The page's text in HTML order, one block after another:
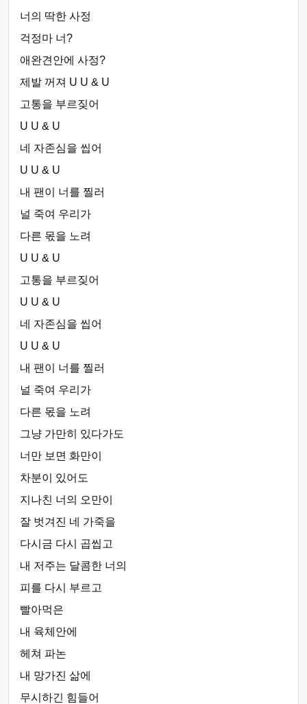
너의 딱한 사정
걱정마 너?
애완견안에 사정?
제발 꺼져 U U & U
고통을 부르짖어
U U & U
네 자존심을 씹어
U U & U
내 팬이 너를 찔러
널 죽여 우리가
다른 몫을 노려
U U & U
고통을 부르짖어
U U & U
네 자존심을 씹어
U U & U
내 팬이 너를 찔러
널 죽여 우리가
다른 몫을 노려
그냥 가만히 있다가도
너만 보면 화만이
차분이 있어도
지나친 너의 오만이
잘 벗겨진 네 가죽을
다시금 다시 곱씹고
내 저주는 달콤한 너의
피를 다시 부르고
빨아먹은
내 육체안에
헤쳐 파논
내 망가진 삶에
무시하긴 힘들어